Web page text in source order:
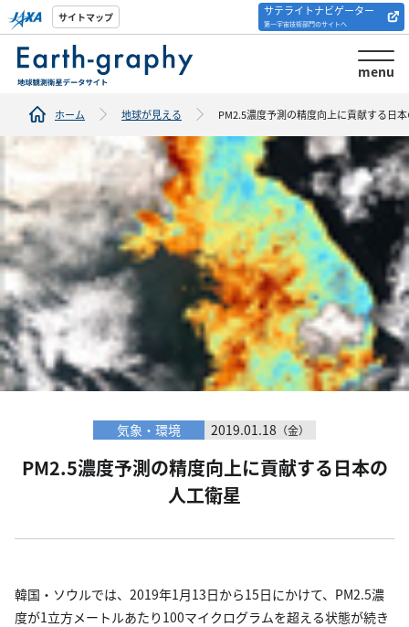
サイトマップ サテライトナビゲーター
第一宇宙技術部門のサイトへ
menu
解析ツール/サイトの
紹介
ホーム 地球が見える PM2.5濃度予測の精度向上に貢献する日
気象・環境 2019.01.18 （金）
PM2.5濃度予測の精度向上に貢献する日本の
人工衛星
韓国・ソウルでは、2019年1月13日から15日にかけて、PM2.5濃
度が1立方メートルあたり100マイクログラムを超える状態が続き